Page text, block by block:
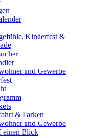
Kinderfest &
und Gewerbe
& Parken
und Gewerbe
einen Blick